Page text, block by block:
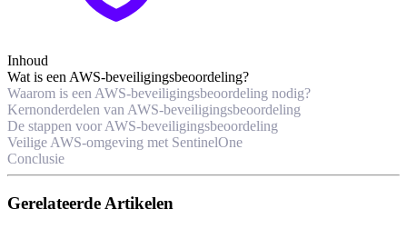
Inhoud
Wat is een AWS-beveiligingsbeoordeling?
Waarom is een AWS-beveiligingsbeoordeling nodig?
Kernonderdelen van AWS-beveiligingsbeoordeling
De stappen voor AWS-beveiligingsbeoordeling
Veilige AWS-omgeving met SentinelOne
Conclusie
Gerelateerde Artikelen